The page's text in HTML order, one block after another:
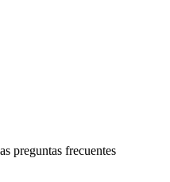
preguntas frecuentes